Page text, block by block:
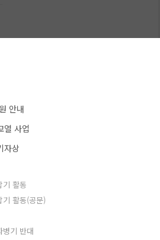
안내
열 사업
자상
기 활동
기 활동(공문)
병기 반대